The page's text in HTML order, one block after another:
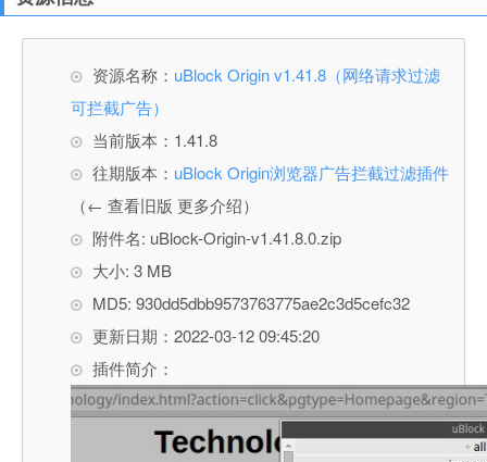
资源名称： uBlock Origin v1.41.8（网络请求过滤
可拦截广告）
当前版本：1.41.8
往期版本： uBlock Origin浏览器广告拦截过滤插件
（← 查看旧版 更多介绍）
附件名: uBlock-Origin-v1.41.8.0.zip
大小: 3 MB
MD5: 930dd5dbb9573763775ae2c3d5cefc32
更新日期：2022-03-12 09:45:20
插件简介：